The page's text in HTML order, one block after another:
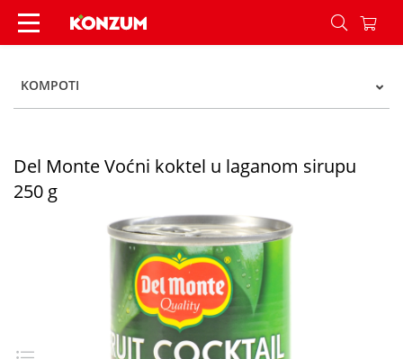
Del Monte Voćni koktel u laganom sirupu 250 g -
KOMPOTI
Del Monte Voćni koktel u laganom sirupu
250 g